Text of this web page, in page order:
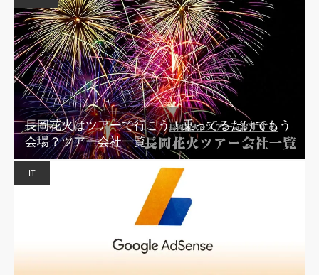
長岡花火はツアーで行こう！乗ってるだけでもう
会場？ツアー会社一覧
IT